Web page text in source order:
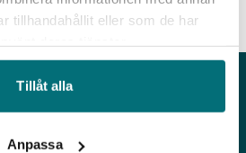
tillhandahållit eller som de har
Tillåt alla
Anpassa